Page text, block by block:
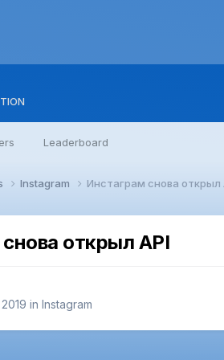
Leaderboard
Instagram Инстаграм снова открыл
открыл API
in Instagram